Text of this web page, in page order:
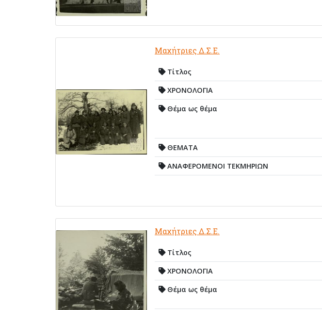
Μαχήτριες Δ.Σ.Ε.
Τίτλος
ΧΡΟΝΟΛΟΓΙΑ
Θέμα ως θέμα
ΘΕΜΑΤΑ
ΑΝΑΦΕΡΟΜΕΝΟΙ ΤΕΚΜΗΡΙΩΝ
Μαχήτριες Δ.Σ.Ε.
Τίτλος
ΧΡΟΝΟΛΟΓΙΑ
Θέμα ως θέμα